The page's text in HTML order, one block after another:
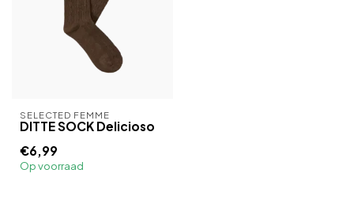
SELECTED FEMME
DITTE SOCK Delicioso
€6,99
Op voorraad